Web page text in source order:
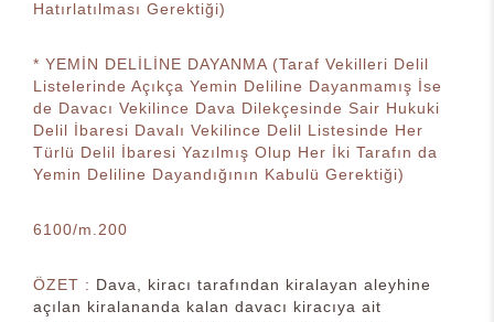
Hatırlatılması Gerektiği)
* YEMİN DELİLİNE DAYANMA (Taraf Vekilleri Delil
Listelerinde Açıkça Yemin Deliline Dayanmamış İse
de Davacı Vekilince Dava Dilekçesinde Sair Hukuki
Delil İbaresi Davalı Vekilince Delil Listesinde Her
Türlü Delil İbaresi Yazılmış Olup Her İki Tarafın da
Yemin Deliline Dayandığının Kabulü Gerektiği)
6100/m.200
ÖZET : Dava, kiracı tarafından kiralayan aleyhine
açılan kiralananda kalan davacı kiracıya ait